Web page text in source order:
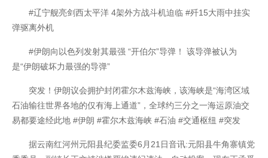
#辽宁舰亮剑西太平洋 4架外方战斗机迫临 #歼15大雨中挂实
弹驱离外机
#伊朗向以色列发射其最强 “开伯尔”导弹！ 该导弹被认为
是“伊朗破坏力最强的导弹”
突发！伊朗议会拥护封闭霍尔木兹海峡，该海峡是“海湾区域
石油输往世界各地的仅有海上通道”，全球约三分之一海运原油交
易都要途经此地 #伊朗 #霍尔木兹海峡 #石油 #交通枢纽 #突发
据云南红河州元阳县纪委监委6月21日音讯:元阳县牛角寨镇党